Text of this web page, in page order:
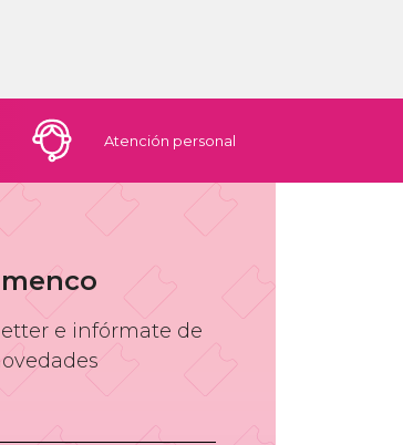
Atención personal
e infórmate de